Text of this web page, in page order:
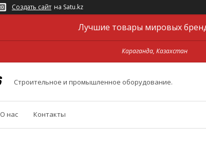
Создать сайт на Satu.kz
Лучшие товары мировых
Караганда, Казахстан
Строительное и промышленное оборудование.
О нас Контакты